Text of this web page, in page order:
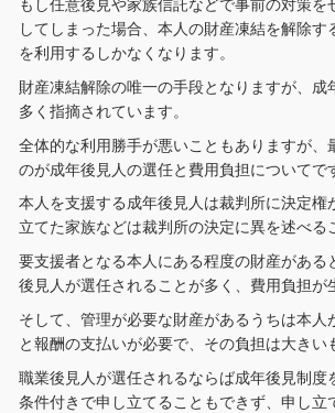
もし任意後見や家族信託などで事前の対策を
してしまった場合、本人の財産凍結を解除す
を利用するしかなくなります。
財産凍結解除の唯一の手段となりますが、成
多く指摘されています。
全体的な利用勝手が悪いこともありますが、
のが成年後見人の選任と費用負担についてで
本人を支援する成年後見人は裁判所に決定権
立てた家族などは裁判所の決定に異を述べる
要支援者となる本人にある程度の財産がある
後見人が選任されることが多く、費用負担が
そして、管理が必要な財産があるうちは本人
と報酬の支払いが必要で、その負担は大きい
職業後見人が選任されるならば成年後見制度
条件付きで申し立てることもできず、申し立